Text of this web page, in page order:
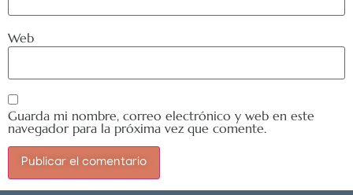
Web
Guarda mi nombre, correo electrónico y web en este
navegador para la próxima vez que comente.